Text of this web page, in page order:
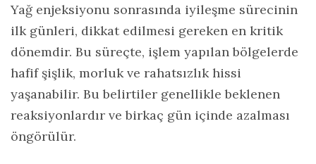
Yağ enjeksiyonu sonrasında iyileşme sürecinin
ilk günleri, dikkat edilmesi gereken en kritik
dönemdir. Bu süreçte, işlem yapılan bölgelerde
hafif şişlik, morluk ve rahatsızlık hissi
yaşanabilir. Bu belirtiler genellikle beklenen
reaksiyonlardır ve birkaç gün içinde azalması
öngörülür.